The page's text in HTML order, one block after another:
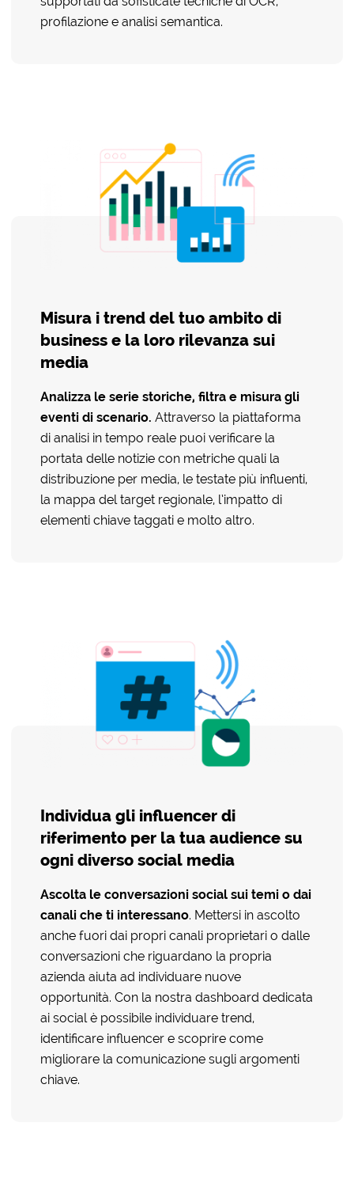
profilazione e analisi semantica.
Misura i trend del tuo ambito di
business e la loro rilevanza sui
media
Analizza le serie storiche, filtra e misura gli
eventi di scenario.Attraverso la piattaforma
di analisi in tempo reale puoi verificare la
portata delle notizie con metriche quali la
distribuzione per media, le testate più influenti,
la mappa del target regionale, l’impatto di
elementi chiave taggati e molto altro.
Individua gli influencer di
riferimento per la tua audience su
ogni diverso social media
Ascolta le conversazioni socialsuitemi odai
canali che ti interessano. Mettersi in ascolto
anche fuori dai propri canali proprietari o dalle
conversazioni che riguardano la propria
azienda aiuta ad individuare nuove
opportunità. Con la nostra dashboard dedicata
ai social è possibile individuare trend,
identificare influencer e scoprire come
migliorare la comunicazione sugli argomenti
chiave.